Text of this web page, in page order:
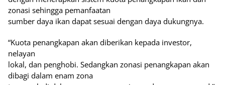
zonasi sehingga pemanfaatan
sumber daya ikan dapat sesuai dengan daya dukungnya.
“Kuota penangkapan akan diberikan kepada investor,
nelayan
lokal, dan penghobi. Sedangkan zonasi penangkapan akan
dibagi dalam enam zona